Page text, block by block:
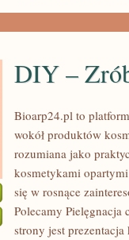
DIY –
Bioarp24.pl to
wokół produktów
rozumiana jako
kosmetykami
się w rosnące
Polecamy Pielęgnacja
strony jest